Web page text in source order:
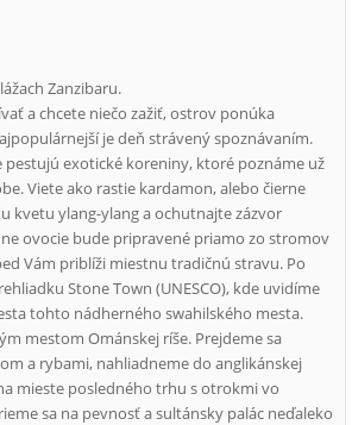
Zanzibaru.
a chcete niečo zažiť, ostrov ponúka
je deň strávený spoznávaním.
pestujú exotické koreniny, ktoré poznáme už
Viete ako rastie kardamon, alebo čierne
kvetu ylang-ylang a ochutnajte zázvor
ovocie bude pripravené priamo zo stromov
Vám priblíži miestnu tradičnú stravu. Po
Stone Town (UNESCO), kde uvidíme
tohto nádherného swahilského mesta.
mestom Ománskej ríše. Prejdeme sa
a rybami, nahliadneme do anglikánskej
mieste posledného trhu s otrokmi vo
sa na pevnosť a sultánsky palác neďaleko